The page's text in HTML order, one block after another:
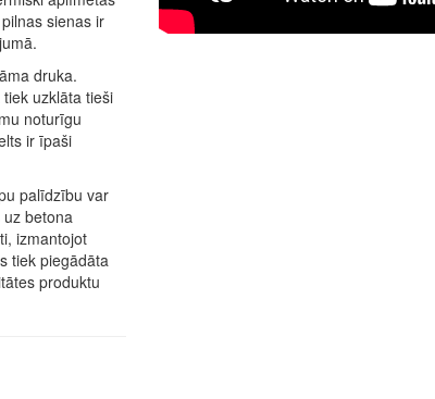
sienas ir
druka.
uzklāta tieši
noturīgu
ir īpaši
palīdzību var
betona
izmantojot
tiek piegādāta
produktu